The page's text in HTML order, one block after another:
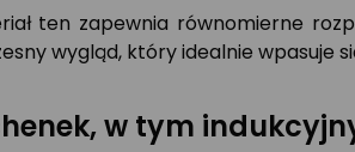
ten zapewnia równomierne
wygląd, który idealnie wpasuje
w tym